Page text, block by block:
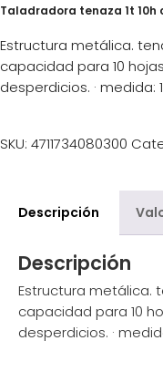
Taladradora tenaza 1t 10h
Estructura metálica.
capacidad para 10
desperdicios. · medida:
SKU: 4711734080300
Descripción
Descripción
Estructura metálica.
capacidad para 10
desperdicios. ·